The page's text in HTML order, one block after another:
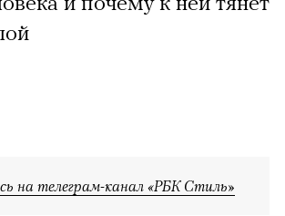
на телеграм-канал «РБК Стиль»